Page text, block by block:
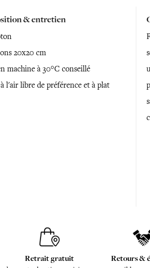
& entretien
20x20 cm
machine à 30°C conseillé
à l'air libre de préférence et à plat
Retrait gratuit Retours &